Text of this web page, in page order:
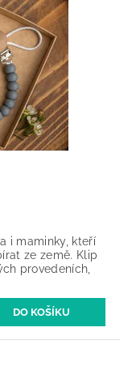
i maminky, kteří
ze země. Klip
provedeních,